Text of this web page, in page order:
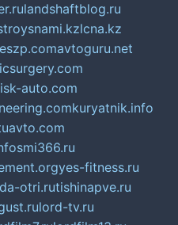
landshaftblog.ru
lcna.kz
avtoguru.net
auto.com
kuryatnik.info
smi366.ru
yes-fitness.ru
otri.rutishinapve.ru
lord-tv.ru